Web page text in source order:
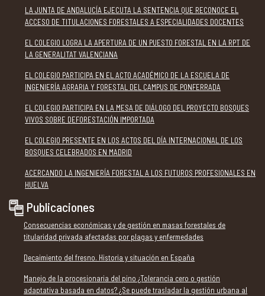
LA JUNTA DE ANDALUCÍA EJECUTA LA SENTENCIA QUE RECONOCE EL
ACCESO DE TITULACIONES FORESTALES A ESPECIALIDADES DOCENTES
EL COLEGIO LOGRA LA APERTURA DE UN PUESTO FORESTAL EN LA RPT DE
LA GENERALITAT VALENCIANA
EL COLEGIO PARTICIPA EN EL ACTO ACADÉMICO DE LA ESCUELA DE
INGENIERÍA AGRARIA Y FORESTAL DEL CAMPUS DE PONFERRADA
EL COLEGIO PARTICIPA EN LA MESA DE DIÁLOGO DEL PROYECTO BOSQUES
VIVOS SOBRE DEFORESTACIÓN IMPORTADA
EL COLEGIO PRESENTE EN LOS ACTOS DEL DÍA INTERNACIONAL DE LOS
BOSQUES CELEBRADOS EN MADRID
ACERCANDO LA INGENIERÍA FORESTAL A LOS FUTUROS PROFESIONALES EN
HUELVA
Publicaciones
Consecuencias económicas y de gestión en masas forestales de
titularidad privada afectadas por plagas y enfermedades
Decaimiento del fresno. Historia y situación en España
Manejo de la procesionaria del pino ¿Tolerancia cero o gestión
adaptativa basada en datos? ¿Se puede trasladar la gestión urbana al